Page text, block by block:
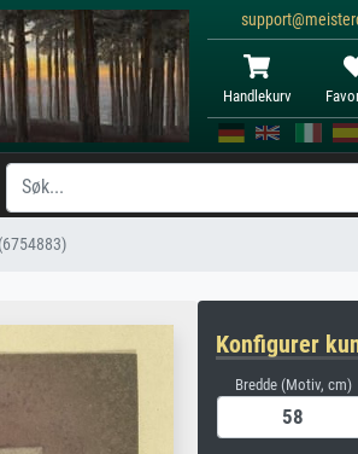
Handlekurv
Konfigurer
Bredde (Motiv, cm)